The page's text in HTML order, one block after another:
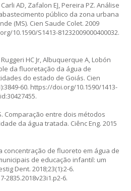
AD, Zafalon EJ, Pereira PZ. Análise
público da zona urbana
(MS). Cien Saude Colet. 2009
10.1590/S1413-81232009000400032.
HC Jr, Albuquerque A, Lobón
da fluoretação da água de
do estado de Goiás. Cien
60. https://doi.org/10.1590/1413-
Comparação entre dois métodos
da água tratada. Ciênc Eng. 2015
concentração de fluoreto em água de
de educação infantil: um
Dent. 2018;23(1):2-6.
2835.2018v23i1.p2-6.